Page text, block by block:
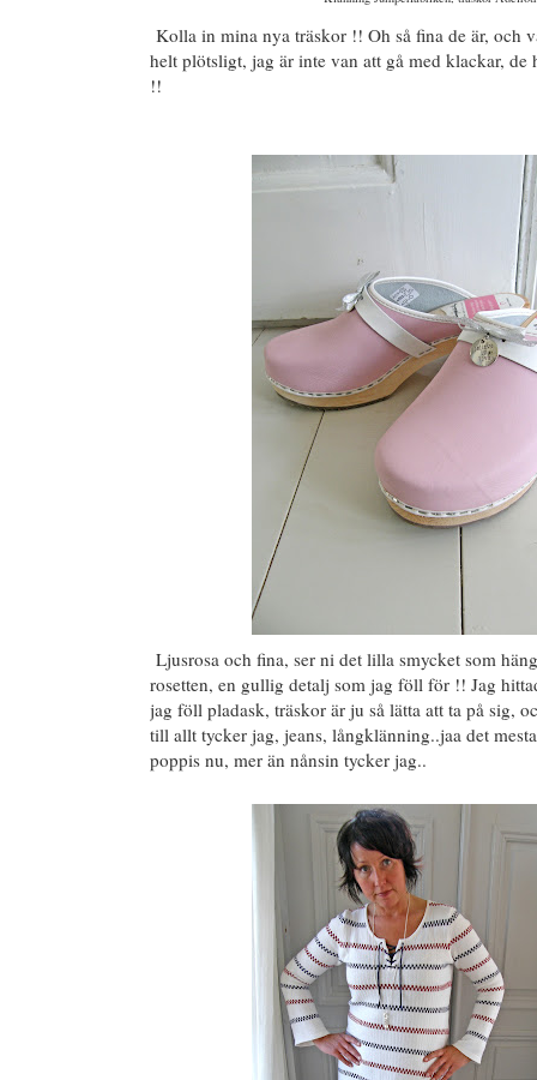
Kolla in mina nya träskor !! Oh så fina de är, och
helt plötsligt, jag är inte van att gå med klackar,
!!
Ljusrosa och fina, ser ni det lilla smycket som
rosetten, en gullig detalj som jag föll för !! Jag
jag föll pladask, träskor är ju så lätta att ta på sig,
till allt tycker jag, jeans, långklänning..jaa det
poppis nu, mer än nånsin tycker jag..